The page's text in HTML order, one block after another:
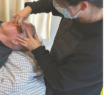
页
闻
告